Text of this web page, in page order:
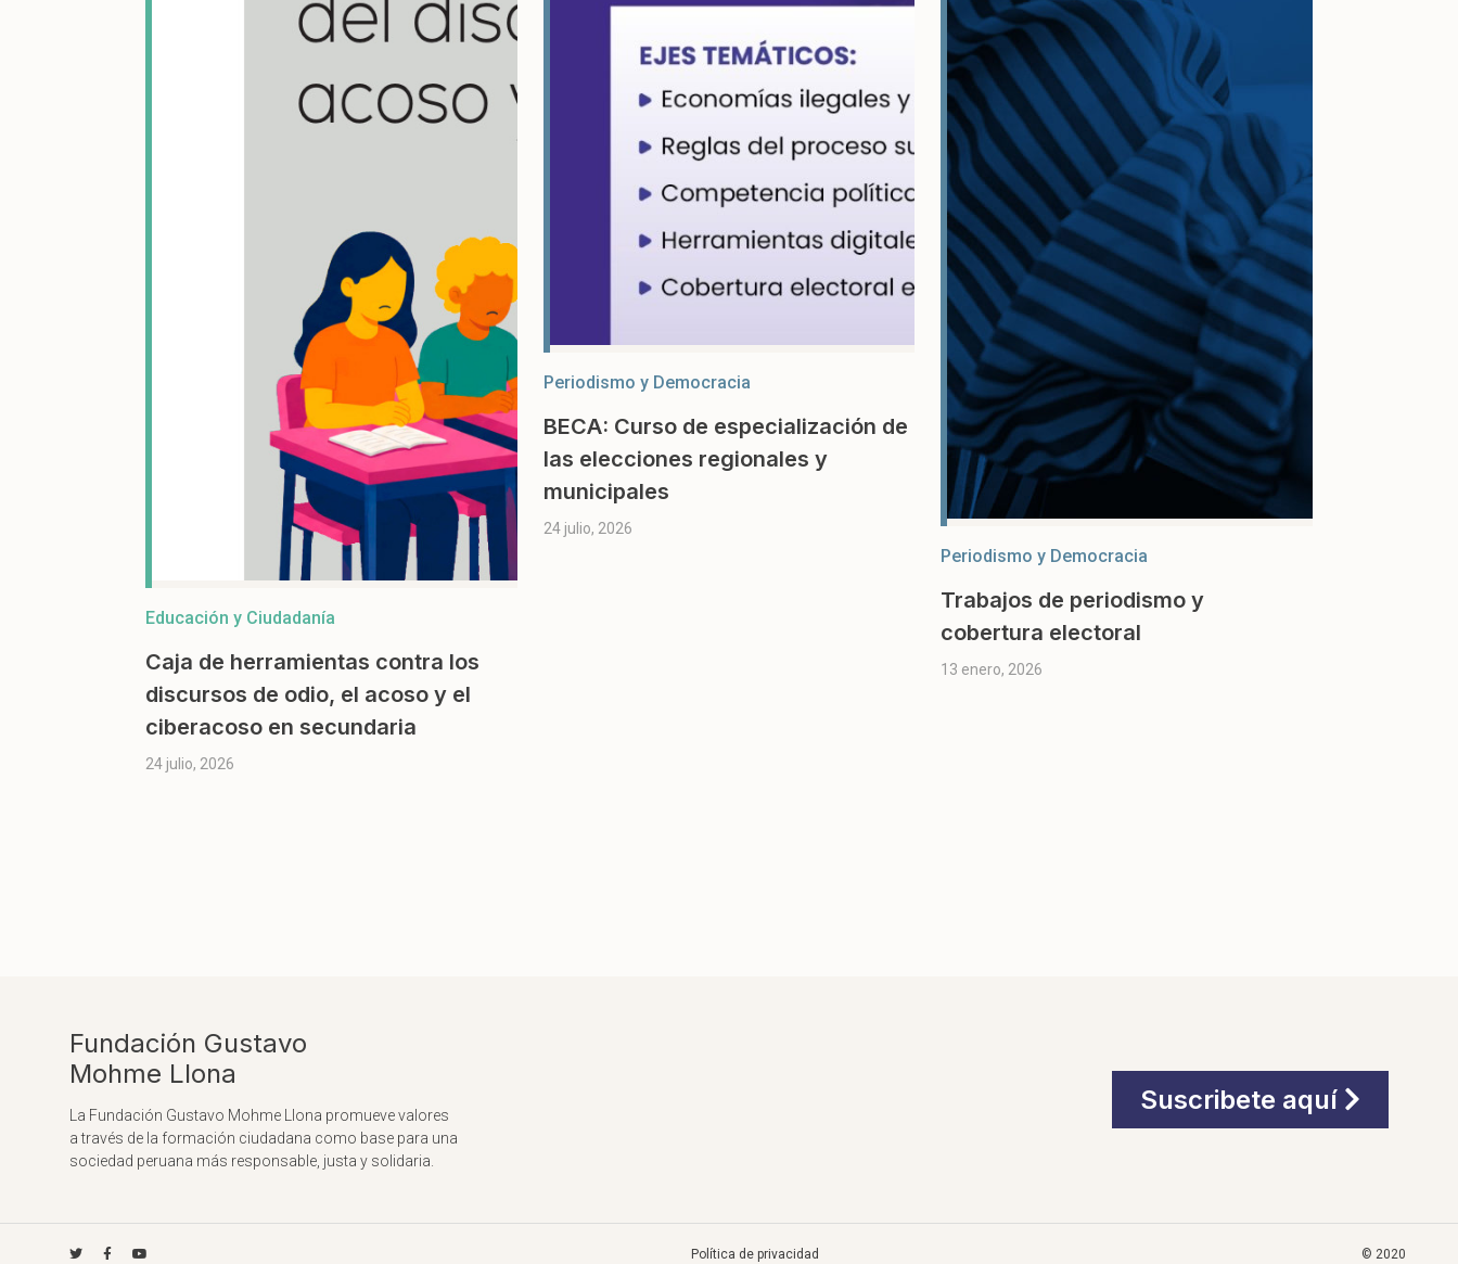
Educación y Ciudadanía
Caja de herramientas contra los
discursos de odio, el acoso y el
ciberacoso en secundaria
24 julio, 2026
Periodismo y Democracia
BECA: Curso de especialización de
las elecciones regionales y
municipales
24 julio, 2026
Periodismo y Democracia
Trabajos de periodismo y
cobertura electoral
13 enero, 2026
Fundación Gustavo
Mohme Llona
La Fundación Gustavo Mohme Llona promueve valores
a través de la formación ciudadana como base para una
sociedad peruana más responsable, justa y solidaria.
Suscribete aquí
Política de privacidad © 2020